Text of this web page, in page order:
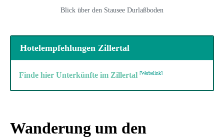
Blick über den Stausee Durlaßboden
Hotelempfehlungen Zillertal
Finde hier Unterkünfte im Zillertal
Wanderung um den